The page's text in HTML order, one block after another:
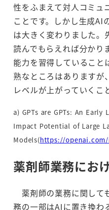
性をふまえて対人コミュ
ことです。しかし生成AI
は大きく変わりました。
読んでもらえれば分かり
能力を習得していること
熟なところはありますが
レベルが上がっていくこ
a) GPTs are GPTs: An
Impact Potential of Large
Models(https://
薬剤師業務にお
薬剤師の業務に関して
務の一部はAIに置き換わ